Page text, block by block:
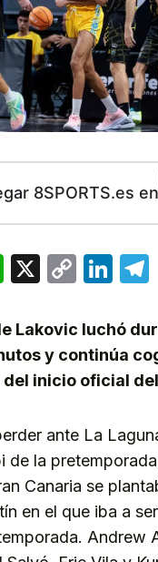
8SPORTS.es en
WhatsApp
X
Copy
Lakovic luchó
y continúa
inicio oficial
ante La
de la
Canaria se
en el que iba a
Andrew